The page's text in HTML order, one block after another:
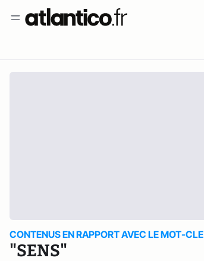
CONTENUS EN RAPPORT AVEC LE MOT-CLE
"SENS"